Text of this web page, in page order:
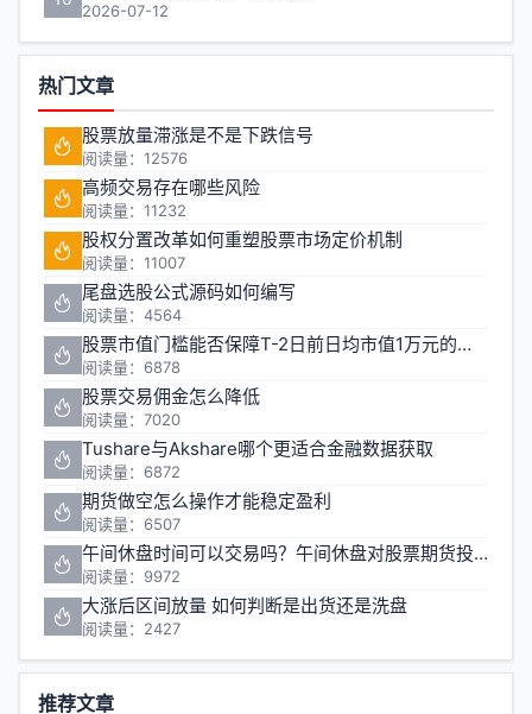
2026-07-12
热门文章
股票放量滞涨是不是下跌信号
阅读量：12576
高频交易存在哪些风险
阅读量：11232
股权分置改革如何重塑股票市场定价机制
阅读量：11007
尾盘选股公式源码如何编写
阅读量：4564
股票市值门槛能否保障T-2日前日均市值1万元的投资安全
阅读量：6878
股票交易佣金怎么降低
阅读量：7020
Tushare与Akshare哪个更适合金融数据获取
阅读量：6872
期货做空怎么操作才能稳定盈利
阅读量：6507
午间休盘时间可以交易吗？午间休盘对股票期货投资有什么影响
阅读量：9972
大涨后区间放量 如何判断是出货还是洗盘
阅读量：2427
推荐文章